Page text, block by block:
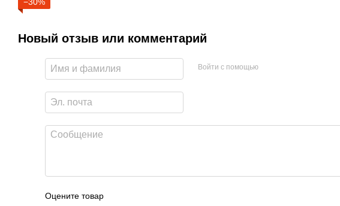
Новый отзыв или комментарий
Войти с помощью
Оцените товар